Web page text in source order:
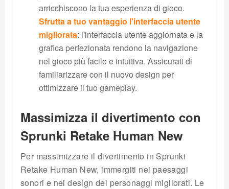
arricchiscono la tua esperienza di gioco.
Sfrutta a tuo vantaggio l'interfaccia utente
migliorata: l'interfaccia utente aggiornata e la
grafica perfezionata rendono la navigazione
nel gioco più facile e intuitiva. Assicurati di
familiarizzare con il nuovo design per
ottimizzare il tuo gameplay.
Massimizza il divertimento con
Sprunki Retake Human New
Per massimizzare il divertimento in Sprunki
Retake Human New, immergiti nei paesaggi
sonori e nei design dei personaggi migliorati. Le